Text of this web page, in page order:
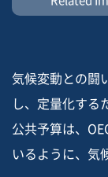
気候変動との闘
し、定量化する
公共予算は、
いるように、気